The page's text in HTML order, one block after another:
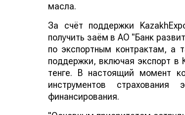
масла.
За счёт поддержки
получить заём в АО "Банк
по экспортным контрактам, а
поддержки, включая экспорт в
тенге. В настоящий момент
инструментов
финансирования.